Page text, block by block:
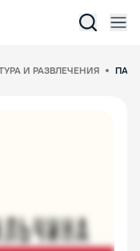
И РАЗВЛЕЧЕНИЯ